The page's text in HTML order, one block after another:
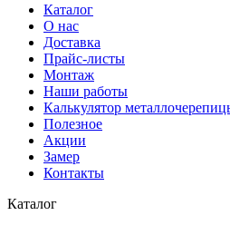
Каталог
О нас
Доставка
Прайс-листы
Монтаж
Наши работы
Калькулятор
Полезное
Акции
Замер
Контакты
Каталог